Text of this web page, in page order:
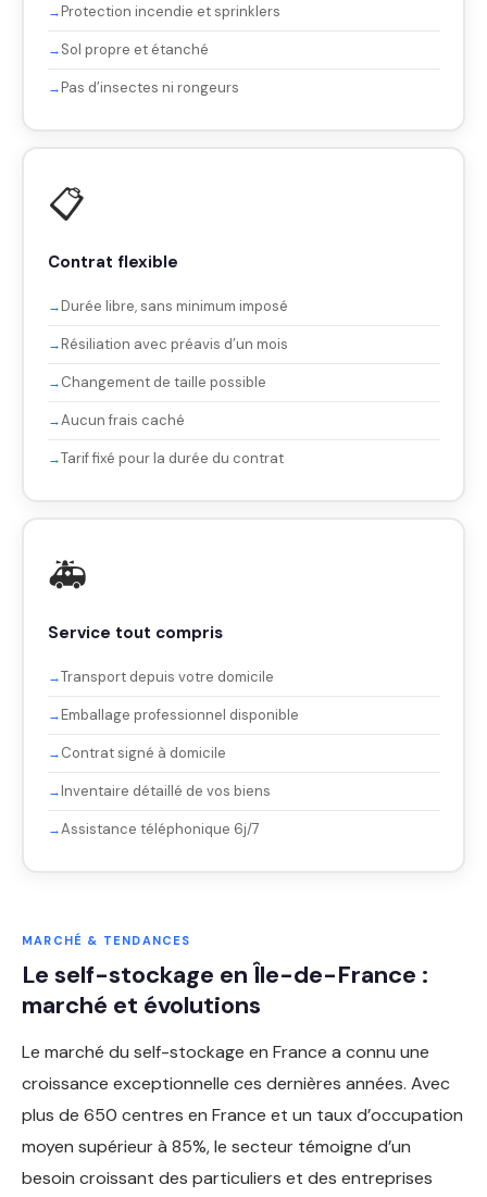
Protection incendie et sprinklers
Sol propre et étanché
Pas d’insectes ni rongeurs
📋
Contrat flexible
Durée libre, sans minimum imposé
Résiliation avec préavis d’un mois
Changement de taille possible
Aucun frais caché
Tarif fixé pour la durée du contrat
🚑
Service tout compris
Transport depuis votre domicile
Emballage professionnel disponible
Contrat signé à domicile
Inventaire détaillé de vos biens
Assistance téléphonique 6j/7
MARCHÉ & TENDANCES
Le self-stockage en Île-de-France :
marché et évolutions
Le marché du self-stockage en France a connu une
croissance exceptionnelle ces dernières années. Avec
plus de 650 centres en France et un taux d’occupation
moyen supérieur à 85%, le secteur témoigne d’un
besoin croissant des particuliers et des entreprises